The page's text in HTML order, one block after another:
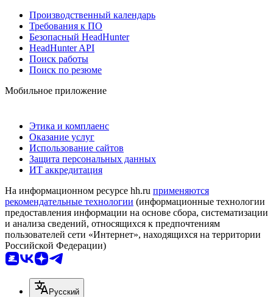
Производственный календарь
Требования к ПО
Безопасный HeadHunter
HeadHunter API
Поиск работы
Поиск по резюме
Мобильное приложение
Этика и комплаенс
Оказание услуг
Использование сайтов
Защита персональных данных
ИТ аккредитация
На информационном ресурсе hh.ru применяются
рекомендательные технологии (информационные технологии
предоставления информации на основе сбора, систематизации
и анализа сведений, относящихся к предпочтениям
пользователей сети «Интернет», находящихся на территории
Российской Федерации)
Русский